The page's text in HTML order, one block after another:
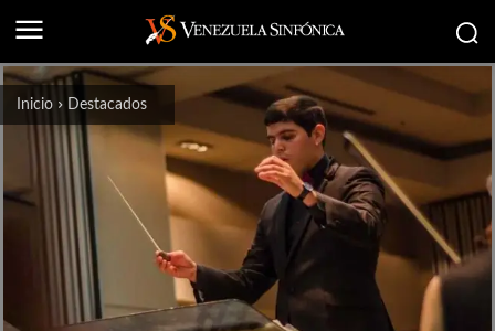
Inicio Destacados